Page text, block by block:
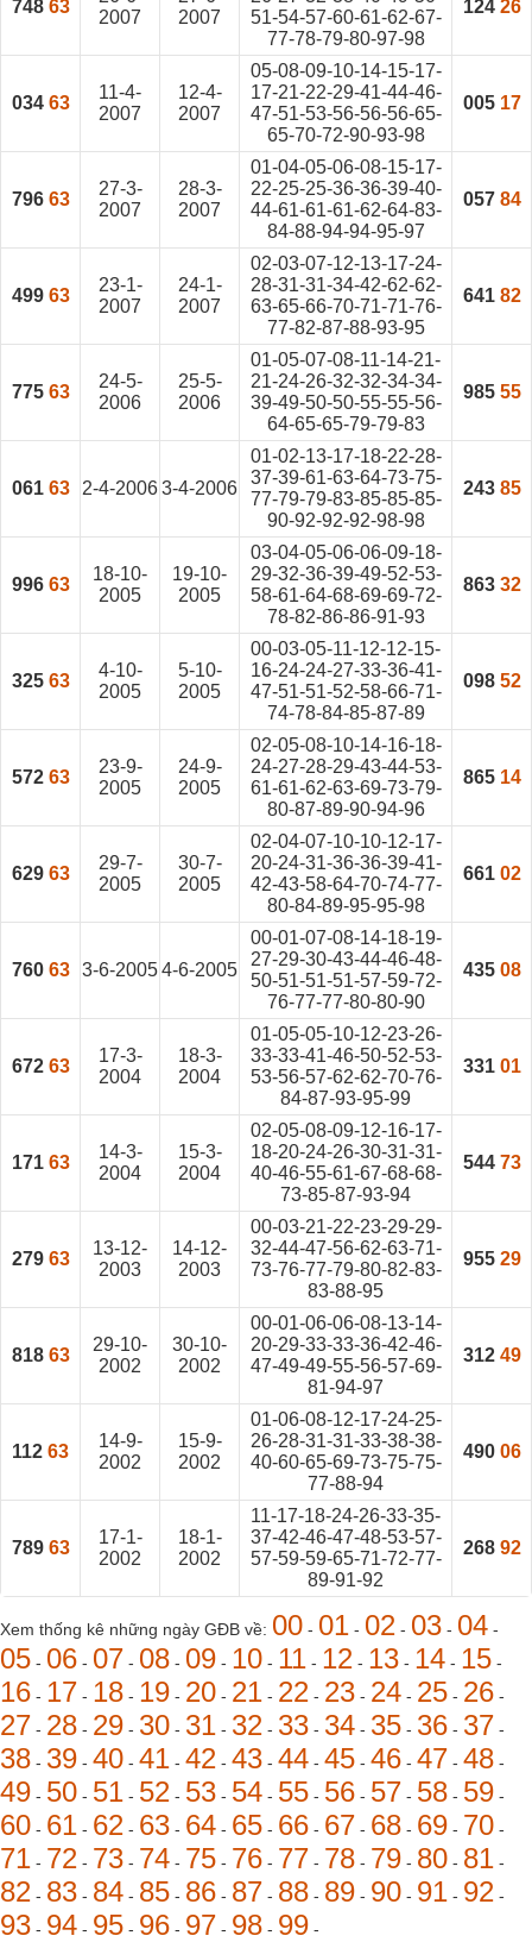
748 63
2007
2007
51-54-57-60-61-62-67-
77-78-79-80-97-98
124 26
034 63
11-4-
2007
12-4-
2007
05-08-09-10-14-15-17-
17-21-22-29-41-44-46-
47-51-53-56-56-56-65-
65-70-72-90-93-98
005 17
796 63
27-3-
2007
28-3-
2007
01-04-05-06-08-15-17-
22-25-25-36-36-39-40-
44-61-61-61-62-64-83-
84-88-94-94-95-97
057 84
499 63
23-1-
2007
24-1-
2007
02-03-07-12-13-17-24-
28-31-31-34-42-62-62-
63-65-66-70-71-71-76-
77-82-87-88-93-95
641 82
775 63
24-5-
2006
25-5-
2006
01-05-07-08-11-14-21-
21-24-26-32-32-34-34-
39-49-50-50-55-55-56-
64-65-65-79-79-83
985 55
061 63 2-4-20063-4-2006
01-02-13-17-18-22-28-
37-39-61-63-64-73-75-
77-79-79-83-85-85-85-
90-92-92-92-98-98
243 85
996 63
18-10-
2005
19-10-
2005
03-04-05-06-06-09-18-
29-32-36-39-49-52-53-
58-61-64-68-69-69-72-
78-82-86-86-91-93
863 32
325 63
4-10-
2005
5-10-
2005
00-03-05-11-12-12-15-
16-24-24-27-33-36-41-
47-51-51-52-58-66-71-
74-78-84-85-87-89
098 52
572 63
23-9-
2005
24-9-
2005
02-05-08-10-14-16-18-
24-27-28-29-43-44-53-
61-61-62-63-69-73-79-
80-87-89-90-94-96
865 14
629 63
29-7-
2005
30-7-
2005
02-04-07-10-10-12-17-
20-24-31-36-36-39-41-
42-43-58-64-70-74-77-
80-84-89-95-95-98
661 02
760 63 3-6-20054-6-2005
00-01-07-08-14-18-19-
27-29-30-43-44-46-48-
50-51-51-51-57-59-72-
76-77-77-80-80-90
435 08
672 63
17-3-
2004
18-3-
2004
01-05-05-10-12-23-26-
33-33-41-46-50-52-53-
53-56-57-62-62-70-76-
84-87-93-95-99
331 01
171 63
14-3-
2004
15-3-
2004
02-05-08-09-12-16-17-
18-20-24-26-30-31-31-
40-46-55-61-67-68-68-
73-85-87-93-94
544 73
279 63
13-12-
2003
14-12-
2003
00-03-21-22-23-29-29-
32-44-47-56-62-63-71-
73-76-77-79-80-82-83-
83-88-95
955 29
818 63
29-10-
2002
30-10-
2002
00-01-06-06-08-13-14-
20-29-33-33-36-42-46-
47-49-49-55-56-57-69-
81-94-97
312 49
112 63
14-9-
2002
15-9-
2002
01-06-08-12-17-24-25-
26-28-31-31-33-38-38-
40-60-65-69-73-75-75-
77-88-94
490 06
789 63
17-1-
2002
18-1-
2002
11-17-18-24-26-33-35-
37-42-46-47-48-53-57-
57-59-59-65-71-72-77-
89-91-92
268 92
Xem thống kê những ngày GĐB về: 00 - 01 - 02 - 03 - 04 -
05 - 06 - 07 - 08 - 09 - 10 - 11 - 12 - 13 - 14 - 15 -
16 - 17 - 18 - 19 - 20 - 21 - 22 - 23 - 24 - 25 - 26 -
27 - 28 - 29 - 30 - 31 - 32 - 33 - 34 - 35 - 36 - 37 -
38 - 39 - 40 - 41 - 42 - 43 - 44 - 45 - 46 - 47 - 48 -
49 - 50 - 51 - 52 - 53 - 54 - 55 - 56 - 57 - 58 - 59 -
60 - 61 - 62 - 63 - 64 - 65 - 66 - 67 - 68 - 69 - 70 -
71 - 72 - 73 - 74 - 75 - 76 - 77 - 78 - 79 - 80 - 81 -
82 - 83 - 84 - 85 - 86 - 87 - 88 - 89 - 90 - 91 - 92 -
93 - 94 - 95 - 96 - 97 - 98 - 99 -